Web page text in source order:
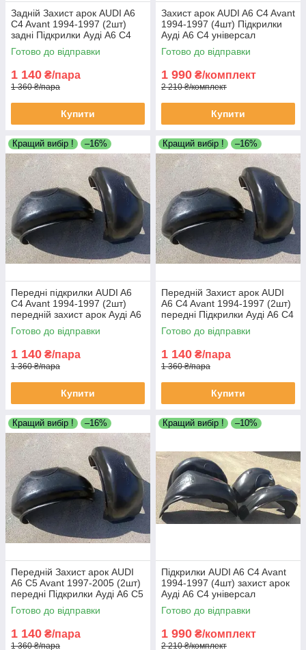
Задній Захист арок AUDI A6
C4 Avant 1994-1997 (2шт)
задні Підкрилки Ауді А6 С4
універсал пара задніх локерів
Готово до відправки
1 140 ₴/пара
1 360 ₴/пара
Купити
Захист арок AUDI A6 C4 Avant
1994-1997 (4шт) Підкрилки
Ауді А6 С4 універсал
(комплект 4 локера)
Готово до відправки
1 990 ₴/комплект
2 210 ₴/комплект
Купити
Кращий вибір ! –16%
Передні підкрилки AUDI A6
C4 Avant 1994-1997 (2шт)
передній захист арок Ауді А6
С4 універсал пара передніх
локерів
Готово до відправки
1 140 ₴/пара
1 360 ₴/пара
Купити
Кращий вибір ! –16%
Передній Захист арок AUDI
A6 C4 Avant 1994-1997 (2шт)
передні Підкрилки Ауді А6 С4
універсал пара передніх
локерів
Готово до відправки
1 140 ₴/пара
1 360 ₴/пара
Купити
Кращий вибір ! –16%
Передній Захист арок AUDI
A6 C5 Avant 1997-2005 (2шт)
передні Підкрилки Ауді А6 С5
універсал пара передніх
локерів
Готово до відправки
1 140 ₴/пара
1 360 ₴/пара
Кращий вибір ! –10%
Підкрилки AUDI A6 C4 Avant
1994-1997 (4шт) захист арок
Ауді А6 С4 універсал
(комплект 4 локера)
Готово до відправки
1 990 ₴/комплект
2 210 ₴/комплект